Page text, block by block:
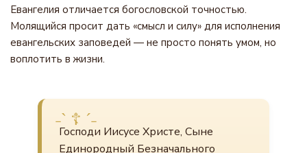
Евангелия отличается богословской точностью.
Молящийся просит дать «смысл и силу» для исполнения
евангельских заповедей — не просто понять умом, но
воплотить в жизни.
Господи Иисусе Христе, Сыне
Единородный Безначального